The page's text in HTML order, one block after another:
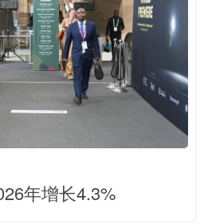
年增长4.3%